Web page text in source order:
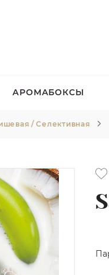
АРОМАБОКСЫ
/ Селективная